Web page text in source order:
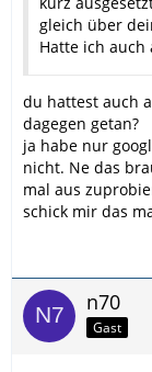
gleich über
Hatte ich auch
du hattest auch
dagegen getan?
ja habe nur
nicht. Ne das
mal aus
schick mir das
n70
Gast